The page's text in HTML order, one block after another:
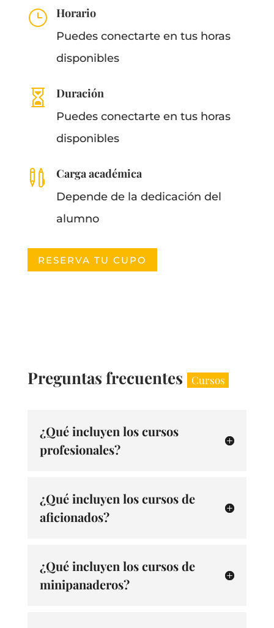
} Horario
Puedes conectarte en tus horas
disponibles
 Duración
Puedes conectarte en tus horas
disponibles
 Carga académica
Depende de la dedicación del
alumno
RESERVA TU CUPO
Preguntas frecuentes Cursos
¿Qué incluyen los cursos
profesionales?
¿Qué incluyen los cursos de
aficionados?
¿Qué incluyen los cursos de
minipanaderos?